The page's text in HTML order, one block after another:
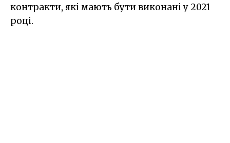
контракти, які мають бути виконані у 2021
році.